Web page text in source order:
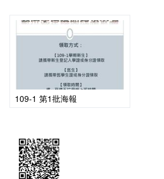
109-1 第1批海報